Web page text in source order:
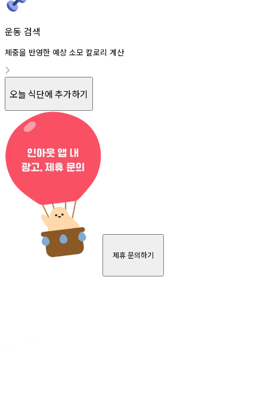
운동 검색
체중을 반영한 예상 소모 칼로리 계산
오늘 식단에 추가하기
제휴 문의하기